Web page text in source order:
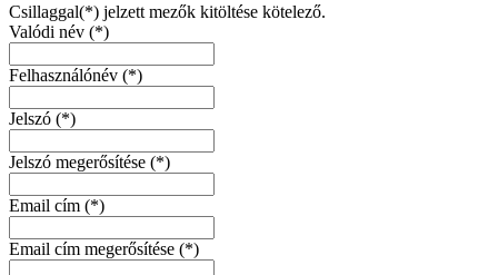
Csillaggal(*) jelzett mezők kitöltése kötelező.
Valódi név (*)
Felhasználónév (*)
Jelszó (*)
Jelszó megerősítése (*)
Email cím (*)
Email cím megerősítése (*)